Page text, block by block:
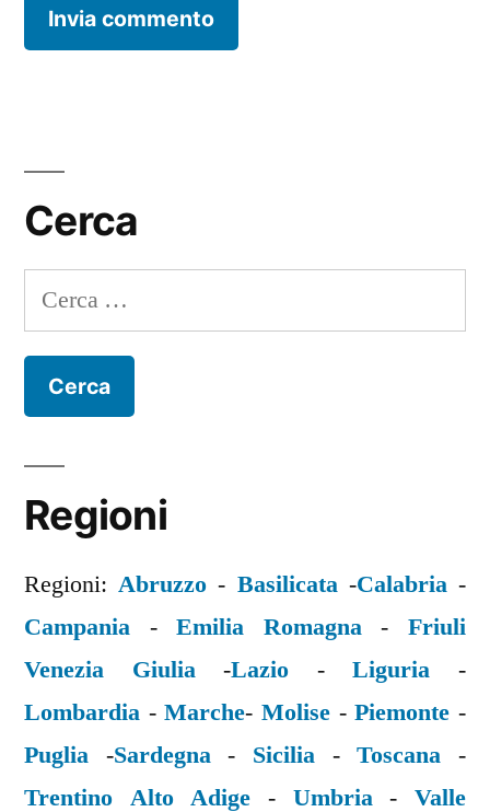
Cerca
Ricerca
per:
Regioni
Regioni:Abruzzo - Basilicata-Calabria-
Campania -Emilia Romagna-Friuli
Venezia Giulia-Lazio -Liguria -
Lombardia -Marche-Molise -Piemonte -
Puglia -Sardegna- Sicilia -Toscana -
Trentino Alto Adige - Umbria-Valle